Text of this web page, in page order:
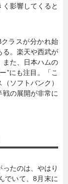
影響してくると
ラスが分かれ始
る。楽天や西武が
また、日本ハムの
”にも注目。「こ
ソフトバンク）
の展開が非常に
たのは、やはり
でいて、8月末に